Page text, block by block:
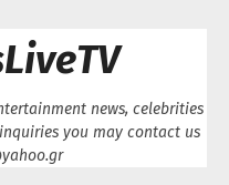
news, celebrities
you may contact us